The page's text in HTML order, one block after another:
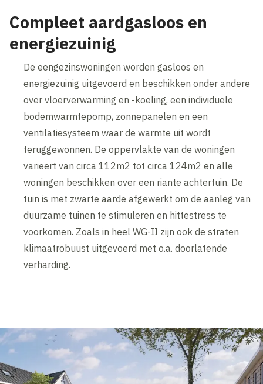
Compleet aardgasloos en
energiezuinig
De eengezinswoningen worden gasloos en
energiezuinig uitgevoerd en beschikken onder andere
over vloerverwarming en -koeling, een individuele
bodemwarmtepomp, zonnepanelen en een
ventilatiesysteem waar de warmte uit wordt
teruggewonnen. De oppervlakte van de woningen
varieert van circa 112m2 tot circa 124m2 en alle
woningen beschikken over een riante achtertuin. De
tuin is met zwarte aarde afgewerkt om de aanleg van
duurzame tuinen te stimuleren en hittestress te
voorkomen. Zoals in heel WG-II zijn ook de straten
klimaatrobuust uitgevoerd met o.a. doorlatende
verharding.